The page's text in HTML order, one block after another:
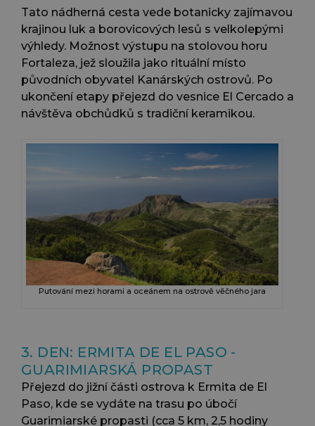
Tato nádherná cesta vede botanicky zajímavou
krajinou luk a borovicových lesů s velkolepými
výhledy. Možnost výstupu na stolovou horu
Fortaleza, jež sloužila jako rituální místo
původních obyvatel Kanárských ostrovů. Po
ukončení etapy přejezd do vesnice El Cercado a
návštěva obchůdků s tradiční keramikou.
Putování mezi horami a oceánem na ostrově věčného jara
3. DEN: ERMITA DE EL PASO -
GUARIMIARSKÁ PROPAST
Přejezd do jižní části ostrova k Ermita de El
Paso, kde se vydáte na trasu po úbočí
Guarimiarské propasti (cca 5 km, 2,5 hodiny